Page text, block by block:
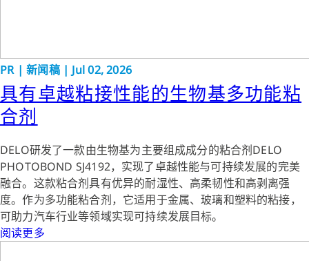
PR |新闻稿 | Jul 02, 2026
具有卓越粘接性能的生物基多功能粘
合剂
DELO研发了一款由生物基为主要组成成分的粘合剂DELO
PHOTOBOND SJ4192，实现了卓越性能与可持续发展的完美
融合。这款粘合剂具有优异的耐湿性、高柔韧性和高剥离强
度。作为多功能粘合剂，它适用于金属、玻璃和塑料的粘接，
可助力汽车行业等领域实现可持续发展目标。
阅读更多